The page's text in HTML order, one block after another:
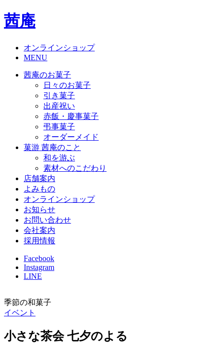
茜庵
オンラインショップ
MENU
茜庵のお菓子
日々のお菓子
引き菓子
出産祝い
赤飯・慶事菓子
弔事菓子
オーダーメイド
菓游 茜庵のこと
和を游ぶ
素材へのこだわり
店舗案内
よみもの
オンラインショップ
お知らせ
お問い合わせ
会社案内
採用情報
Facebook
Instagram
LINE
季節の和菓子
イベント
小さな茶会 七夕のよる